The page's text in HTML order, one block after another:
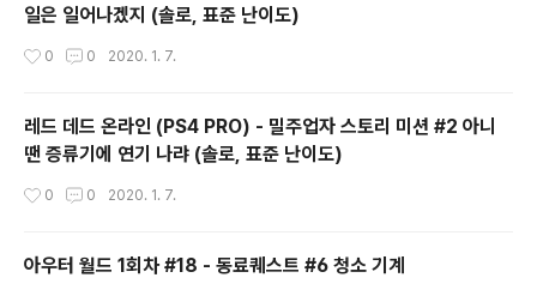
일은 일어나겠지 (솔로, 표준 난이도)
0 0 2020. 1. 7.
레드 데드 온라인 (PS4 PRO) - 밀주업자 스토리 미션 #2 아니
땐 증류기에 연기 나랴 (솔로, 표준 난이도)
0 0 2020. 1. 7.
아우터 월드 1회차 #18 - 동료퀘스트 #6 청소 기계